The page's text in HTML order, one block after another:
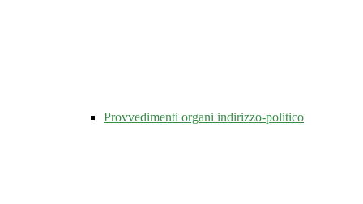
Provvedimenti organi indirizzo-politico